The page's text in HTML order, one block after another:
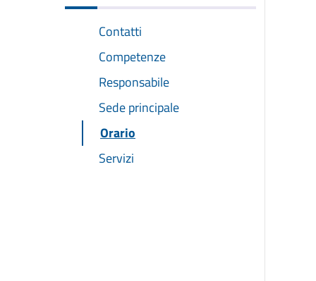
Contatti
Competenze
Responsabile
Sede principale
Orario
Servizi